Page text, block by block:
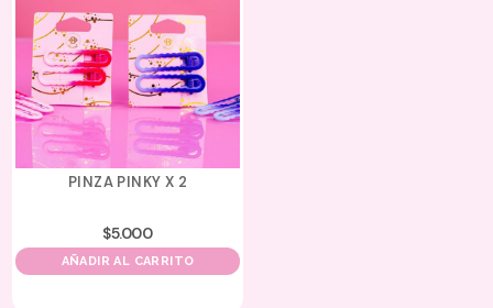
PINZA PINKY X 2
$5.000
AÑADIR AL CARRITO